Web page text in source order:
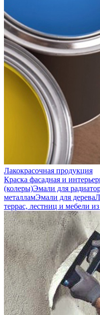
Лакокрасочная продукция
Краска фасадная и
(колеры)Эмали для
металламЭмали для дерева
террас, лестниц и мебели из